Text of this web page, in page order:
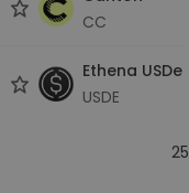
CC
Ethena USDe
USDE
25